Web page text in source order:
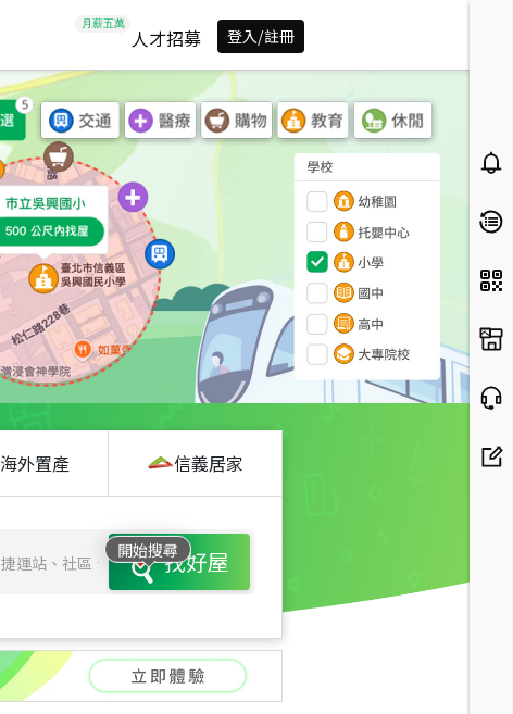
人才招募 登入/註冊
海外置產 信義居家
開始搜尋
找好屋